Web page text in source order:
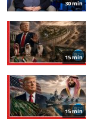
30 min
15 min
15 min